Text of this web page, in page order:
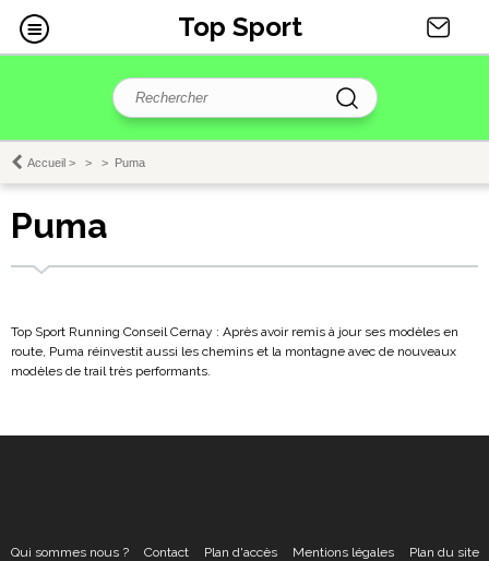
Top Sport
Accueil > > > Puma
Puma
Top Sport Running Conseil Cernay : Après avoir remis à jour ses modèles en
route, Puma réinvestit aussi les chemins et la montagne avec de nouveaux
modèles de trail très performants.
Qui sommes nous ? Contact Plan d'accès Mentions légales Plan du site